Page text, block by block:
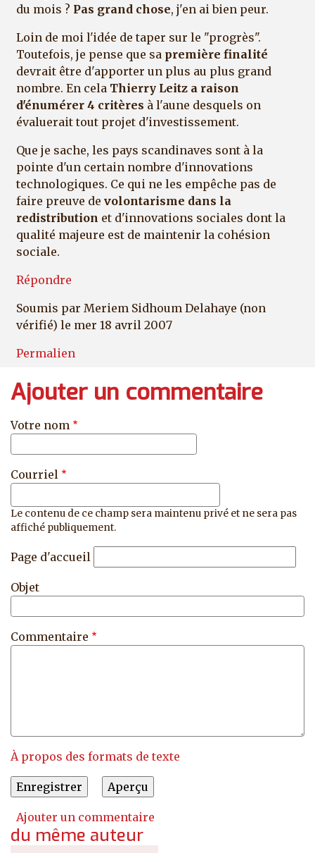
du mois ? Pas grand chose, j'en ai bien peur.
Loin de moi l'idée de taper sur le "progrès".
Toutefois, je pense que sa première finalité
devrait être d'apporter un plus au plus grand
nombre. En cela Thierry Leitz a raison
d'énumérer 4 critères à l'aune desquels on
évaluerait tout projet d'investissement.
Que je sache, les pays scandinaves sont à la
pointe d'un certain nombre d'innovations
technologiques. Ce qui ne les empêche pas de
faire preuve de volontarisme dans la
redistribution et d'innovations sociales dont la
qualité majeure est de maintenir la cohésion
sociale.
Répondre
Soumis par Meriem Sidhoum Delahaye (non
vérifié) le mer 18 avril 2007
Permalien
Ajouter un commentaire
Votre nom
Courriel
Le contenu de ce champ sera maintenu privé et ne sera pas
affiché publiquement.
Page d'accueil
Objet
Commentaire
À propos des formats de texte
Ajouter un commentaire
du même auteur